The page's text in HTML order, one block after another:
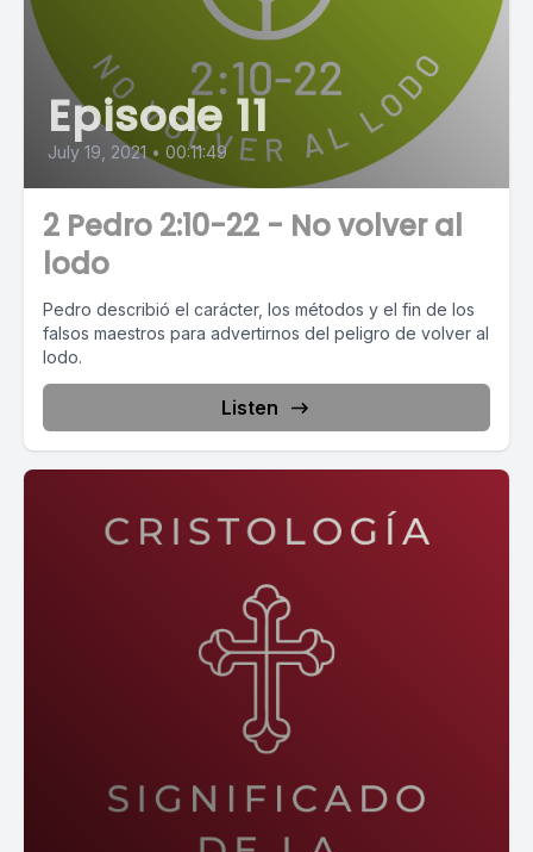
Episode 11
July 19, 2021 • 00:11:49
2 Pedro 2:10-22 - No volver al
lodo
Pedro describió el carácter, los métodos y el fin de los
falsos maestros para advertirnos del peligro de volver al
lodo.
Listen